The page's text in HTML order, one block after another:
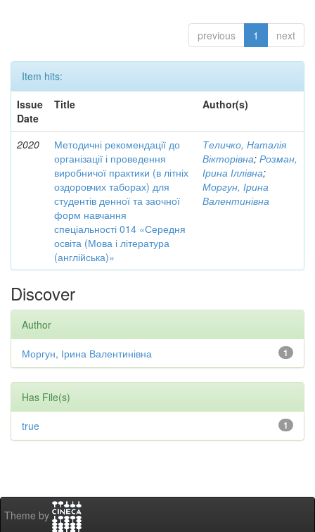
previous 1 next
Item hits:
Issue
Date
Title Author(s)
2020
Методичні рекомендації до
організації і проведення
виробничої практики (в літніх
оздоровчих таборах) для
студентів денної та заочної
форм навчання
спеціальності 014 «Середня
освіта (Мова і література
(англійська)»
Теличко, Наталія
Вікторівна; Розман,
Ірина Іллівна;
Моргун, Ірина
Валентинівна
Discover
Author
1
Моргун, Ірина Валентинівна
Has File(s)
1
true
Theme by